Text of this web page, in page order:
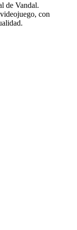
de Vandal.
con